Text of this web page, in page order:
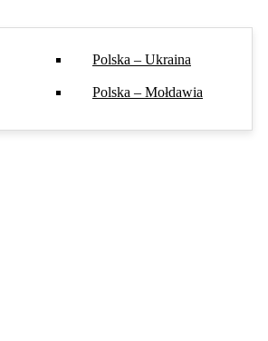
Polska – Ukraina
Polska – Mołdawia